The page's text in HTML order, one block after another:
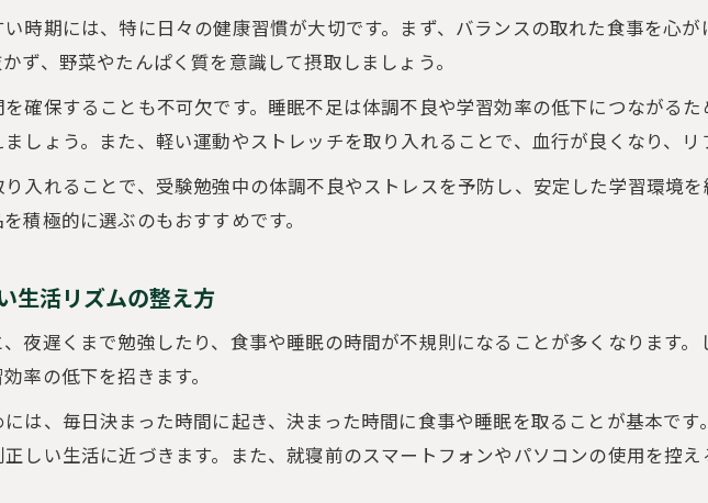
勉強を継続するコツと健康管理ポイント
受験勉強を続けるための体調管理の秘訣
受験勉強の継続力を高めるストレッチの取り入れ方
受験勉強と健康管理を両立する生活リズム作り
疲労を感じた時の受験勉強の見直しポイント
受験勉強の中でできる簡単な健康管理術
受験勉強を習慣化して心身の安定を保つ方法
ストレスと受験勉強の関係を理解して対策を立てる
受験勉強で心をリラックスさせるおすすめ習慣
時期には、特に日々の健康習慣が大切です。まず、バランスの取れた食事を心
ず、野菜やたんぱく質を意識して摂取しましょう。
確保することも不可欠です。睡眠不足は体調不良や学習効率の低下につながる
しょう。また、軽い運動やストレッチを取り入れることで、血行が良くなり、リ
入れることで、受験勉強中の体調不良やストレスを予防し、安定した学習環境
積極的に選ぶのもおすすめです。
生活リズムの整え方
夜遅くまで勉強したり、食事や睡眠の時間が不規則になることが多くなります
率の低下を招きます。
は、毎日決まった時間に起き、決まった時間に食事や睡眠を取ることが基本で
しい生活に近づきます。また、就寝前のスマートフォンやパソコンの使用を控